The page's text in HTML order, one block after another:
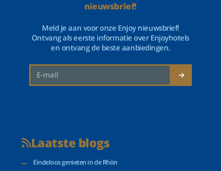
nieuwsbrief!
Meld je aan voor onze Enjoy nieuwsbrief!
Ontvang als eerste informatie over Enjoyhotels
en ontvang de beste aanbiedingen.
Laatste blogs
Eindeloos genieten in de Rhön